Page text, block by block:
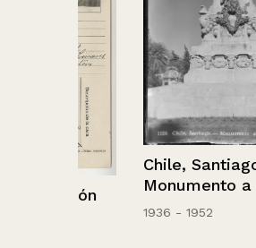
Chile, Santiago –
Monumento a Francia.
1936 - 1952